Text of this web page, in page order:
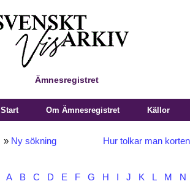
Ämnesregistret
Start Om Ämnesregistret Källor
» Ny sökning Hur tolkar man
A B C D E F G H J K L M N